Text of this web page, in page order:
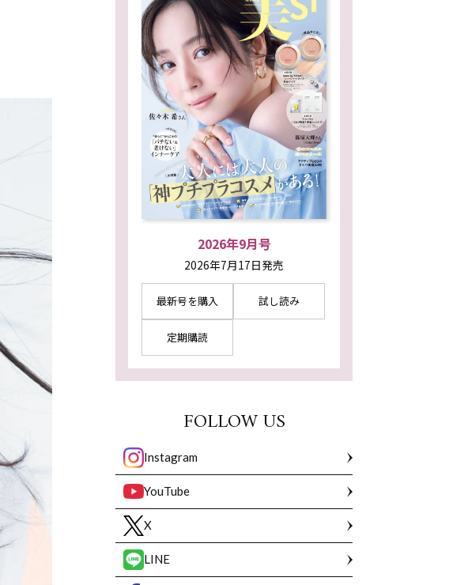
2026年9月号
2026年7月17日発売
最新号を購入 試し読み
定期購読
FOLLOW US
Instagram
YouTube
X
LINE